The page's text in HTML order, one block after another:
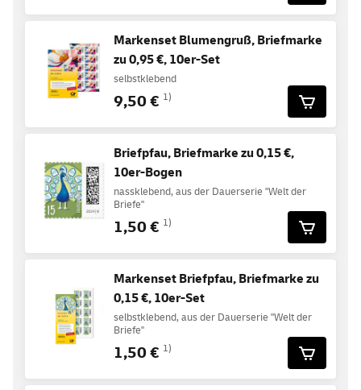
Markenset Blumengruß, Briefmarke
zu 0,95 €, 10er-Set
selbstklebend
9,50 € 1)
Briefpfau, Briefmarke zu 0,15 €,
10er-Bogen
nassklebend, aus der Dauerserie "Welt der
Briefe"
1,50 € 1)
Markenset Briefpfau, Briefmarke zu
0,15 €, 10er-Set
selbstklebend, aus der Dauerserie "Welt der
Briefe"
1,50 € 1)